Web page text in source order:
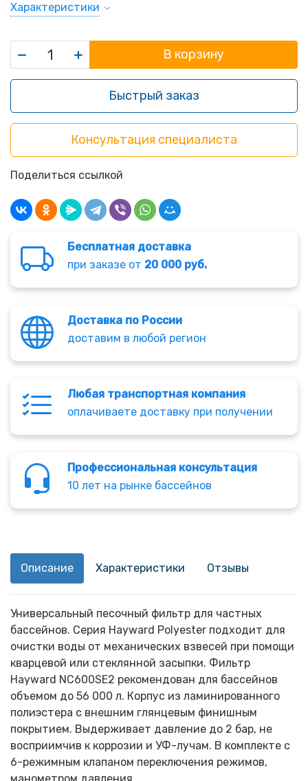
Характеристики
В корзину
Быстрый заказ
Консультация специалиста
Поделиться ссылкой
Бесплатная доставка
при заказе от 20 000 руб.
Доставка по России
доставим в любой регион
Любая транспортная компания
оплачиваете доставку при получении
Профессиональная консультация
10 лет на рынке бассейнов
Описание Характеристики Отзывы
Универсальный песочный фильтр для частных
бассейнов. Серия Hayward Polyester подходит для
очистки воды от механических взвесей при помощи
кварцевой или стеклянной засыпки. Фильтр
Hayward NC600SE2 рекомендован для бассейнов
объемом до 56 000 л. Корпус из ламинированного
полиэстера с внешним глянцевым финишным
покрытием. Выдерживает давление до 2 бар, не
восприимчив к коррозии и УФ-лучам. В комплекте с
6-режимным клапаном переключения режимов,